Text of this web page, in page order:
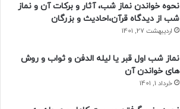
نحوه خواندن نماز شب، آثار و برکات آن و نماز
شب از دیدگاه قرآن،احادیث و بزرگان
اردیبهشت 27, 1401
نماز شب اول قبر یا لیله الدفن و ثواب و روش
های خواندن آن
خرداد 1, 1401